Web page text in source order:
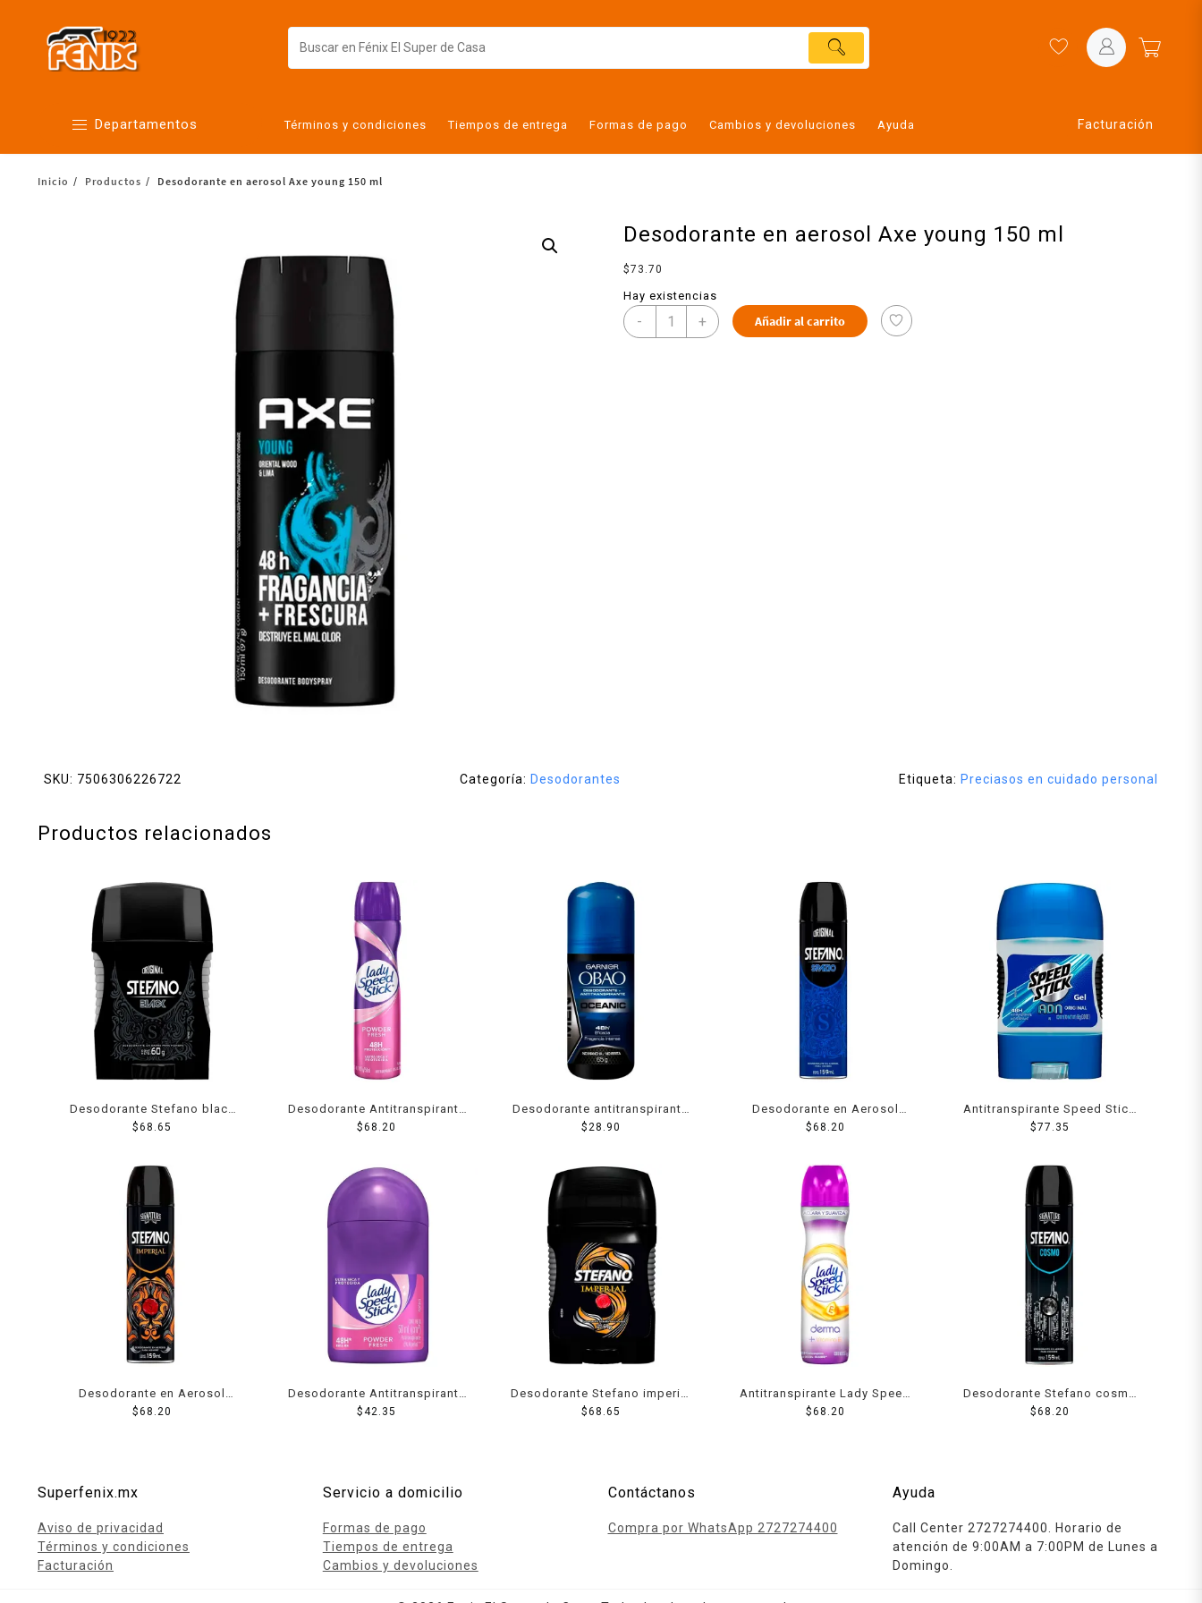
Departamentos
Alimentos
Términos y condiciones Tiempos de entrega Formas de pago Cambios y devoluciones Ayuda Facturación
Inicio Productos Desodorante en aerosol Axe young 150 ml
Desodorante en aerosol Axe young 150 ml
$73.70
Hay existencias
- + Añadir al carrito
SKU: 7506306226722 Categoría: Desodorantes Etiqueta: Preciasos en cuidado personal
Productos relacionados
Desodorante Stefano black
en barra para caballero 60 g
$68.65
Desodorante Antitranspirante
Lady Speed Stick Powder
protección contra el mal olor
91 g
$68.20
Desodorante antitranspirante
Garnier Obao for Men oceanic
$28.90
Desodorante en Aerosol
Stefano Spazio Protección
$68.20
Antitranspirante Speed Stick
ADN original en gel para
$77.35
Desodorante en Aerosol
Stefano Imperial Protección
$68.20
Desodorante Antitranspirante
Lady Speed Stick Powder
$42.35
Desodorante Stefano imperial
en barra para caballero 54 g
$68.65
Antitranspirante Lady Speed
Stick derma + vitamina E en
$68.20
Desodorante Stefano cosmo
en aerosol para caballero 159
$68.20
Superfenix.mx
Aviso de privacidad
Términos y condiciones
Facturación
Servicio a domicilio
Formas de pago
Tiempos de entrega
Cambios y devoluciones
Contáctanos
Compra por WhatsApp 2727274400
Ayuda
Call Center 2727274400. Horario de
atención de 9:00AM a 7:00PM de Lunes a
Domingo.